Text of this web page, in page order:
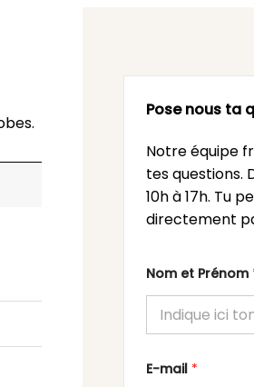
Pose nous ta
Notre équipe
tes questions.
10h à 17h. Tu
directement
Nom et Prénom
E-mail *